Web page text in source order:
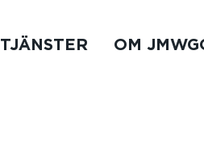
TJÄNSTER OM